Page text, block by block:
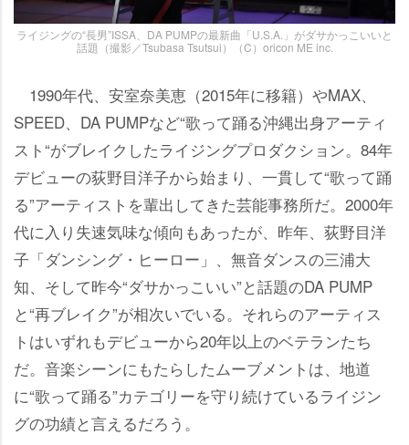
ライジングの“長男”ISSA、DA PUMPの最新曲「U.S.A.」がダサかっこいいと
話題（撮影／Tsubasa Tsutsui）（C）oricon ME inc.
1990年代、安室奈美恵（2015年に移籍）やMAX、
SPEED、DA PUMPなど“歌って踊る沖縄出身アーティ
スト“がブレイクしたライジングプロダクション。84年
デビューの荻野目洋子から始まり、一貫して“歌って踊
る”アーティストを輩出してきた芸能事務所だ。2000年
代に入り失速気味な傾向もあったが、昨年、荻野目洋
子「ダンシング・ヒーロー」、無音ダンスの三浦大
知、そして昨今“ダサかっこいい”と話題のDA PUMP
と“再ブレイク”が相次いでいる。それらのアーティス
トはいずれもデビューから20年以上のベテランたち
だ。音楽シーンにもたらしたムーブメントは、地道
に“歌って踊る”カテゴリーを守り続けているライジン
グの功績と言えるだろう。